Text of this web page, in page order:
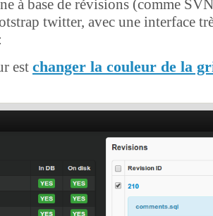
à base de révisions (comme
twitter, avec une interface
est changer la couleur de la